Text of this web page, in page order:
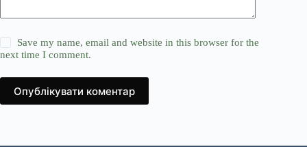
Save my name, email and website in this browser for the
next time I comment.
Опублікувати коментар